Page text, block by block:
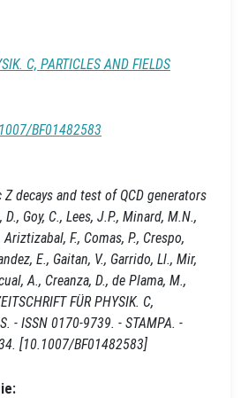
C, PARTICLES AND FIELDS
BF01482583
decays and test of QCD generators
Goy, C., Lees, J.P., Minard, M.N.,
F., Comas, P., Crespo,
E., Gaitan, V., Garrido, Ll., Mir,
A., Creanza, D., de Plama, M.,
FÜR PHYSIK. C,
- ISSN 0170-9739. - STAMPA. -
[10.1007/BF01482583]